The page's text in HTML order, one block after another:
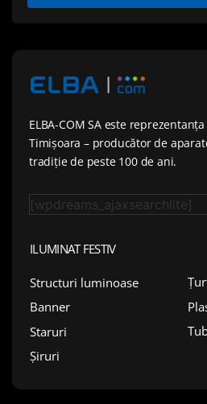
ELBA-COM SA este
Timișoara – producător de
tradiție de peste 100 de ani.
[wpdreams_ajaxsearchlite]
ILUMINAT FESTIV
Structuri luminoase
Banner
Staruri
Șiruri